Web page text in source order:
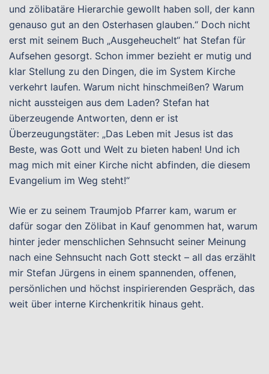
und zölibatäre Hierarchie gewollt haben soll, der kann
genauso gut an den Osterhasen glauben.“ Doch nicht
erst mit seinem Buch „Ausgeheuchelt“ hat Stefan für
Aufsehen gesorgt. Schon immer bezieht er mutig und
klar Stellung zu den Dingen, die im System Kirche
verkehrt laufen. Warum nicht hinschmeißen? Warum
nicht aussteigen aus dem Laden? Stefan hat
überzeugende Antworten, denn er ist
Überzeugungstäter: „Das Leben mit Jesus ist das
Beste, was Gott und Welt zu bieten haben! Und ich
mag mich mit einer Kirche nicht abfinden, die diesem
Evangelium im Weg steht!“
Wie er zu seinem Traumjob Pfarrer kam, warum er
dafür sogar den Zölibat in Kauf genommen hat, warum
hinter jeder menschlichen Sehnsucht seiner Meinung
nach eine Sehnsucht nach Gott steckt – all das erzählt
mir Stefan Jürgens in einem spannenden, offenen,
persönlichen und höchst inspirierenden Gespräch, das
weit über interne Kirchenkritik hinaus geht.